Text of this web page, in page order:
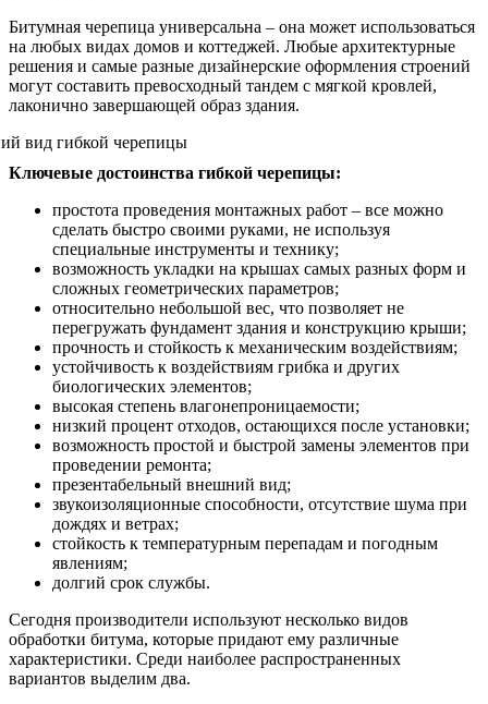
Битумная черепица универсальна – она может использоваться
на любых видах домов и коттеджей. Любые архитектурные
решения и самые разные дизайнерские оформления строений
могут составить превосходный тандем с мягкой кровлей,
лаконично завершающей образ здания.
Ключевые достоинства гибкой черепицы:
простота проведения монтажных работ – все можно
сделать быстро своими руками, не используя
специальные инструменты и технику;
возможность укладки на крышах самых разных форм и
сложных геометрических параметров;
относительно небольшой вес, что позволяет не
перегружать фундамент здания и конструкцию крыши;
прочность и стойкость к механическим воздействиям;
устойчивость к воздействиям грибка и других
биологических элементов;
высокая степень влагонепроницаемости;
низкий процент отходов, остающихся после установки;
возможность простой и быстрой замены элементов при
проведении ремонта;
презентабельный внешний вид;
звукоизоляционные способности, отсутствие шума при
дождях и ветрах;
стойкость к температурным перепадам и погодным
явлениям;
долгий срок службы.
Сегодня производители используют несколько видов
обработки битума, которые придают ему различные
характеристики. Среди наиболее распространенных
вариантов выделим два.